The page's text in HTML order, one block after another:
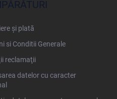
și plată
si Conditii Generale
reclamaţii
datelor cu caracter